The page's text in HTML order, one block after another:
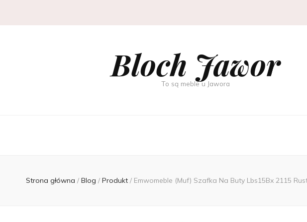
Bloch Jawor
To są meble u Jawora
Strona główna / Blog / Produkt / Emwomeble (Muf) Szafka Na Buty Lbs15Bx 2115